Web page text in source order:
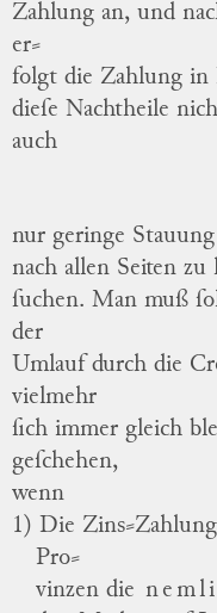
Zahlung an, und
er⸗
folgt die Zahlung
dieſe Nachtheile
auch
nur geringe
nach allen Seiten
ſuchen. Man muß
der
Umlauf durch die
vielmehr
ſich immer gleich
geſchehen,
wenn
1) Die
Pro⸗
vinzen die